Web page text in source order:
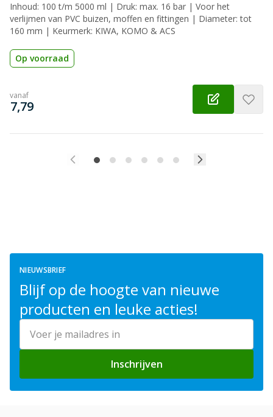
Inhoud: 100 t/m 5000 ml | Druk: max. 16 bar | Voor het
verlijmen van PVC buizen, moffen en fittingen | Diameter: tot
160 mm | Keurmerk: KIWA, KOMO & ACS
Op voorraad
vanaf
€
7,79
NIEUWSBRIEF
Blijf op de hoogte van nieuwe
producten en leuke acties!
Inschrijven